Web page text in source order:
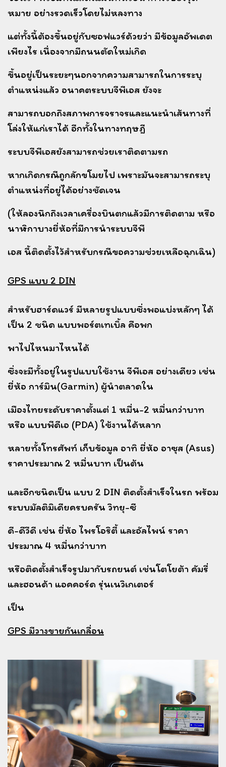
หมาย อย่างรวดเร็วโดยไม่หลงทาง
แต่ทั้งนี้ต้องขึ้นอยู่กับซอฟแวร์ด้วยว่า มีข้อมูลอัพเดต
เพียงไร เนื่องจากมีถนนตัดใหม่เกิด
ขึ้นอยู่เป็นระยะๆนอกจากความสามารถในการระบุ
ตำแหน่งแล้ว อนาคตระบบจีพีเอส ยังจะ
สามารถบอกถึงสภาพการจราจรและแนะนำเส้นทางที่
โล่งให้แก่เราได้ อีกทั้งในทางทฤษฎี
ระบบจีพีเอสยังสามารถช่วยเราติดตามรถ
หากเกิดกรณีถูกลักขโมยไป เพราะมันจะสามารถระบุ
ตำแหน่งที่อยู่ได้อย่างชัดเจน
(ให้ลองนึกถึงเวลาเครื่องบินตกแล้วมีการติดตาม หรือ
นาฬิกาบางยี่ห้อที่มีการนำระบบจีพี
เอส นี้ติดตั้งไว้สำหรับกรณีขอความช่วยเหลือฉุกเฉิน)
GPS แบบ 2 DIN
สำหรับฮาร์ดแวร์ มีหลายรูปแบบซึ่งพอแบ่งหลักๆ ได้
เป็น 2 ชนิด แบบพอร์ตเทเบิ้ล คือพก
พาไปไหนมาไหนได้
ซึ่งจะมีทั้งอยู่ในรูปแบบใช้งาน จีพีเอส อย่างเดียว เช่น
ยี่ห้อ การ์มิน(Garmin) ผู้นำตลาดใน
เมืองไทยระดับราคาตั้งแต่ 1 หมื่น-2 หมื่นกว่าบาท
หรือ แบบพีดีเอ (PDA) ใช้งานได้หลาก
หลายทั้งโทรศัพท์ เก็บข้อมูล อาทิ ยี่ห้อ อาซุส (Asus)
ราคาประมาณ 2 หมื่นบาท เป็นต้น
และอีกชนิดเป็น แบบ 2 DIN ติดตั้งสำเร็จในรถ พร้อม
ระบบมัลติมิเดียครบครัน วิทยุ-ซี
ดี-ดีวีดี เช่น ยี่ห้อ ไพรโอริตี้ และอัลไพน์ ราคา
ประมาณ 4 หมื่นกว่าบาท
หรือติดตั้งสำเร็จรูปมากับรถยนต์ เช่นโตโยต้า คัมรี่
และฮอนด้า แอคคอร์ด รุ่นเนวิเกเตอร์
เป็น
GPS มีวางขายกันเกลื่อน